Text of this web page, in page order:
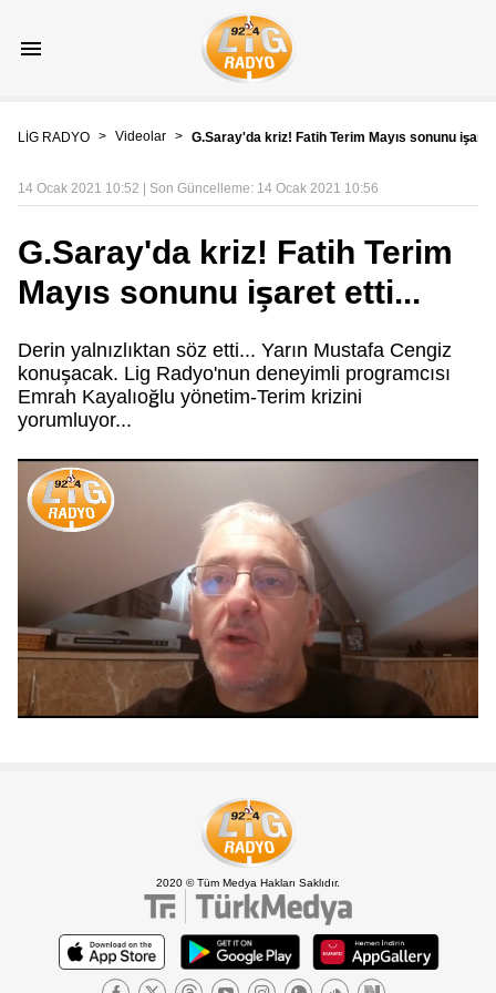
LİG RADYO > Videolar > G.Saray'da kriz! Fatih Terim Mayıs sonunu
14 Ocak 2021 10:52 | Son Güncelleme: 14 Ocak 2021 10:56
G.Saray'da kriz! Fatih Terim
Mayıs sonunu işaret etti...
Derin yalnızlıktan söz etti... Yarın Mustafa Cengiz
konuşacak. Lig Radyo'nun deneyimli programcısı
Emrah Kayalıoğlu yönetim-Terim krizini
yorumluyor...
Loaded
29.47%
2020 © Tüm Medya Hakları Saklıdır.